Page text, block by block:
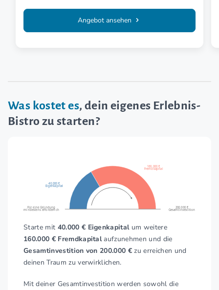
Angebot ansehen
Was kostet es, dein eigenes Erlebnis-
Bistro zu starten?
160.000 €
Fremdkapital
40.000 €
Eigenkapital
Für eine Gründung
mindestens erforderlich
200.000 €
Gesamtinvestition
Starte mit 40.000 € Eigenkapitalum weitere
160.000 € Fremdkapitalaufzunehmen und die
Gesamtinvestition von 200.000 € zu erreichen und
deinen Traum zu verwirklichen.
Mit deiner Gesamtinvestition werden sowohl die